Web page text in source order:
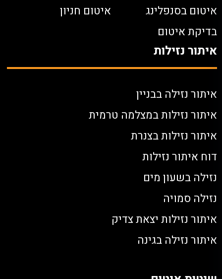
איטום בסנפלינג
איטום חניון
בדיקת איטום
איתור נזילות
איתור נזילה בבניין
איתור נזילות במצלמה טרמית
איתור נזילות בצנרת
דוח איתור נזילות
נזילה בשעון מים
נזילה סמויה
איתור נזילות יצאת צדיק
איתור נזילה בגינה